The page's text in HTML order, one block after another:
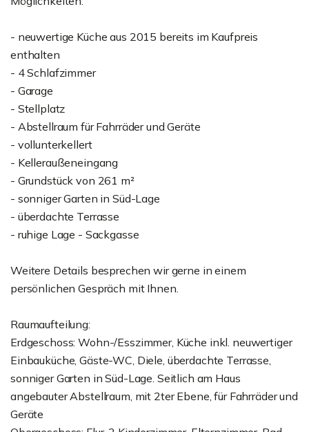
- neuwertige Küche aus 2015 bereits im Kaufpreis
enthalten
- 4 Schlafzimmer
- Garage
- Stellplatz
- Abstellraum für Fahrräder und Geräte
- vollunterkellert
- Kelleraußeneingang
- Grundstück von 261 m²
- sonniger Garten in Süd-Lage
- überdachte Terrasse
- ruhige Lage - Sackgasse
Weitere Details besprechen wir gerne in einem
persönlichen Gespräch mit Ihnen.
Raumaufteilung:
Erdgeschoss: Wohn-/Esszimmer, Küche inkl. neuwertiger
Einbauküche, Gäste-WC, Diele, überdachte Terrasse,
sonniger Garten in Süd-Lage. Seitlich am Haus
angebauter Abstellraum, mit 2ter Ebene, für Fahrräder und
Geräte